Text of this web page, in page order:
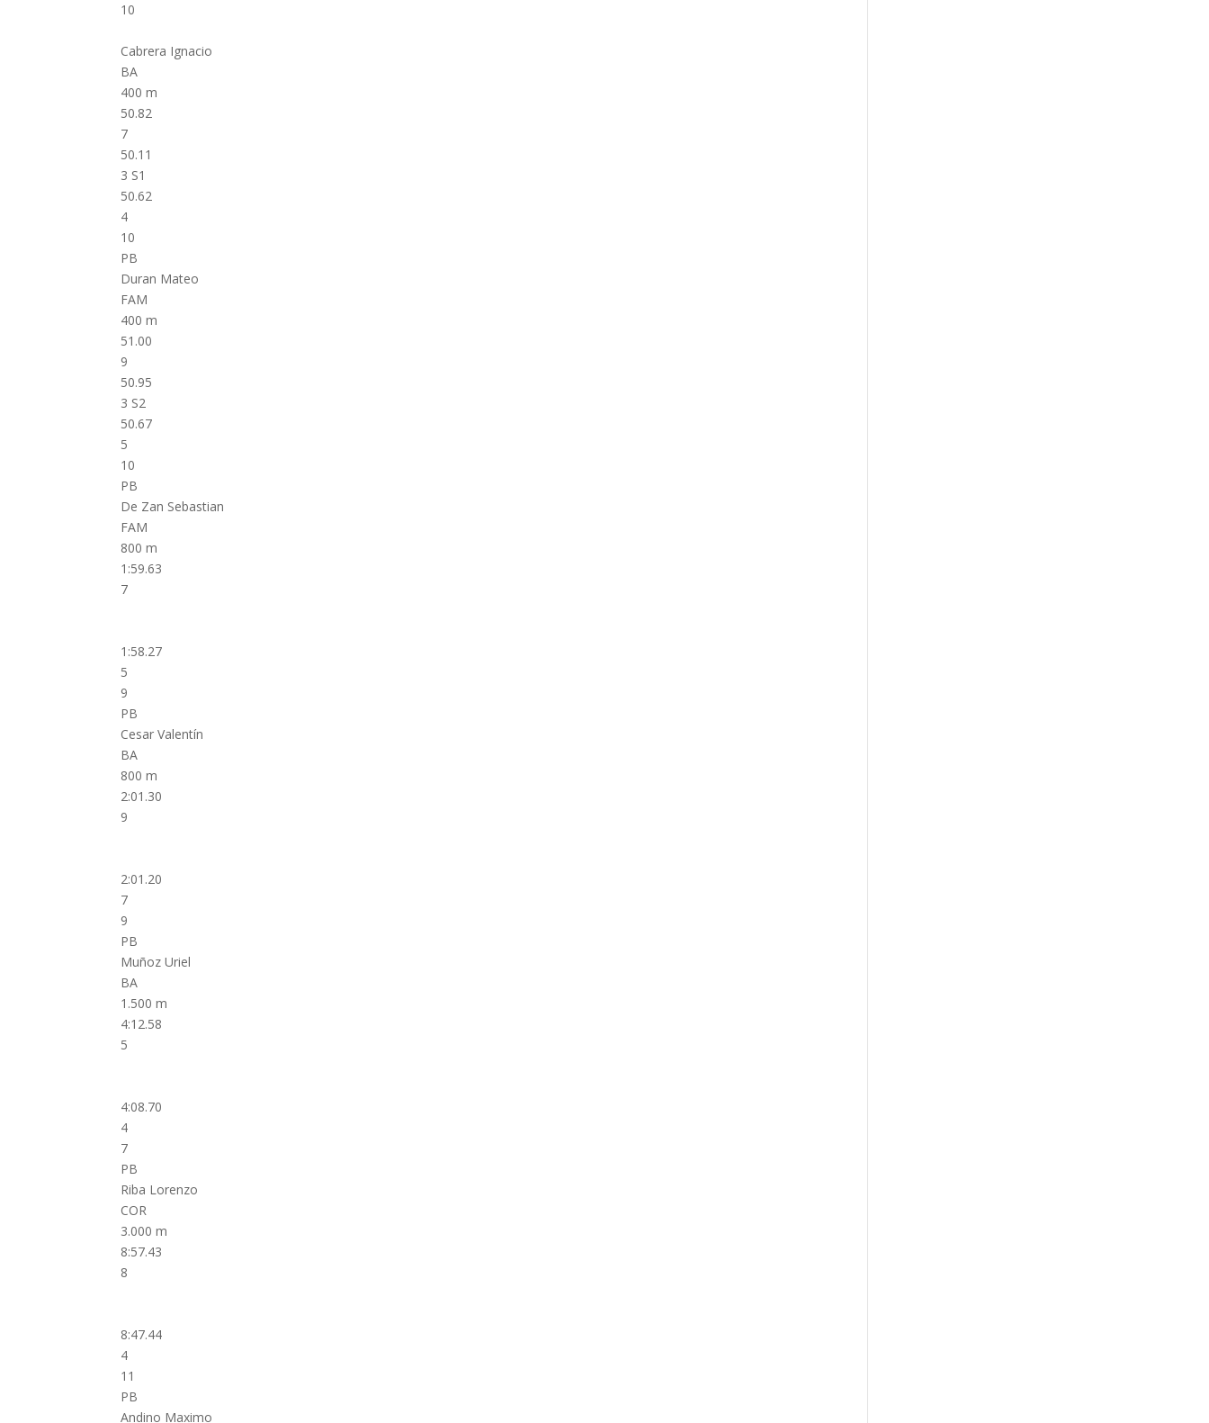
10
Cabrera Ignacio
BA
400 m
50.82
7
50.11
3 S1
50.62
4
10
PB
Duran Mateo
FAM
400 m
51.00
9
50.95
3 S2
50.67
5
10
PB
De Zan Sebastian
FAM
800 m
1:59.63
7
1:58.27
5
9
PB
Cesar Valentín
BA
800 m
2:01.30
9
2:01.20
7
9
PB
Muñoz Uriel
BA
1.500 m
4:12.58
5
4:08.70
4
7
PB
Riba Lorenzo
COR
3.000 m
8:57.43
8
8:47.44
4
11
PB
Andino Maximo